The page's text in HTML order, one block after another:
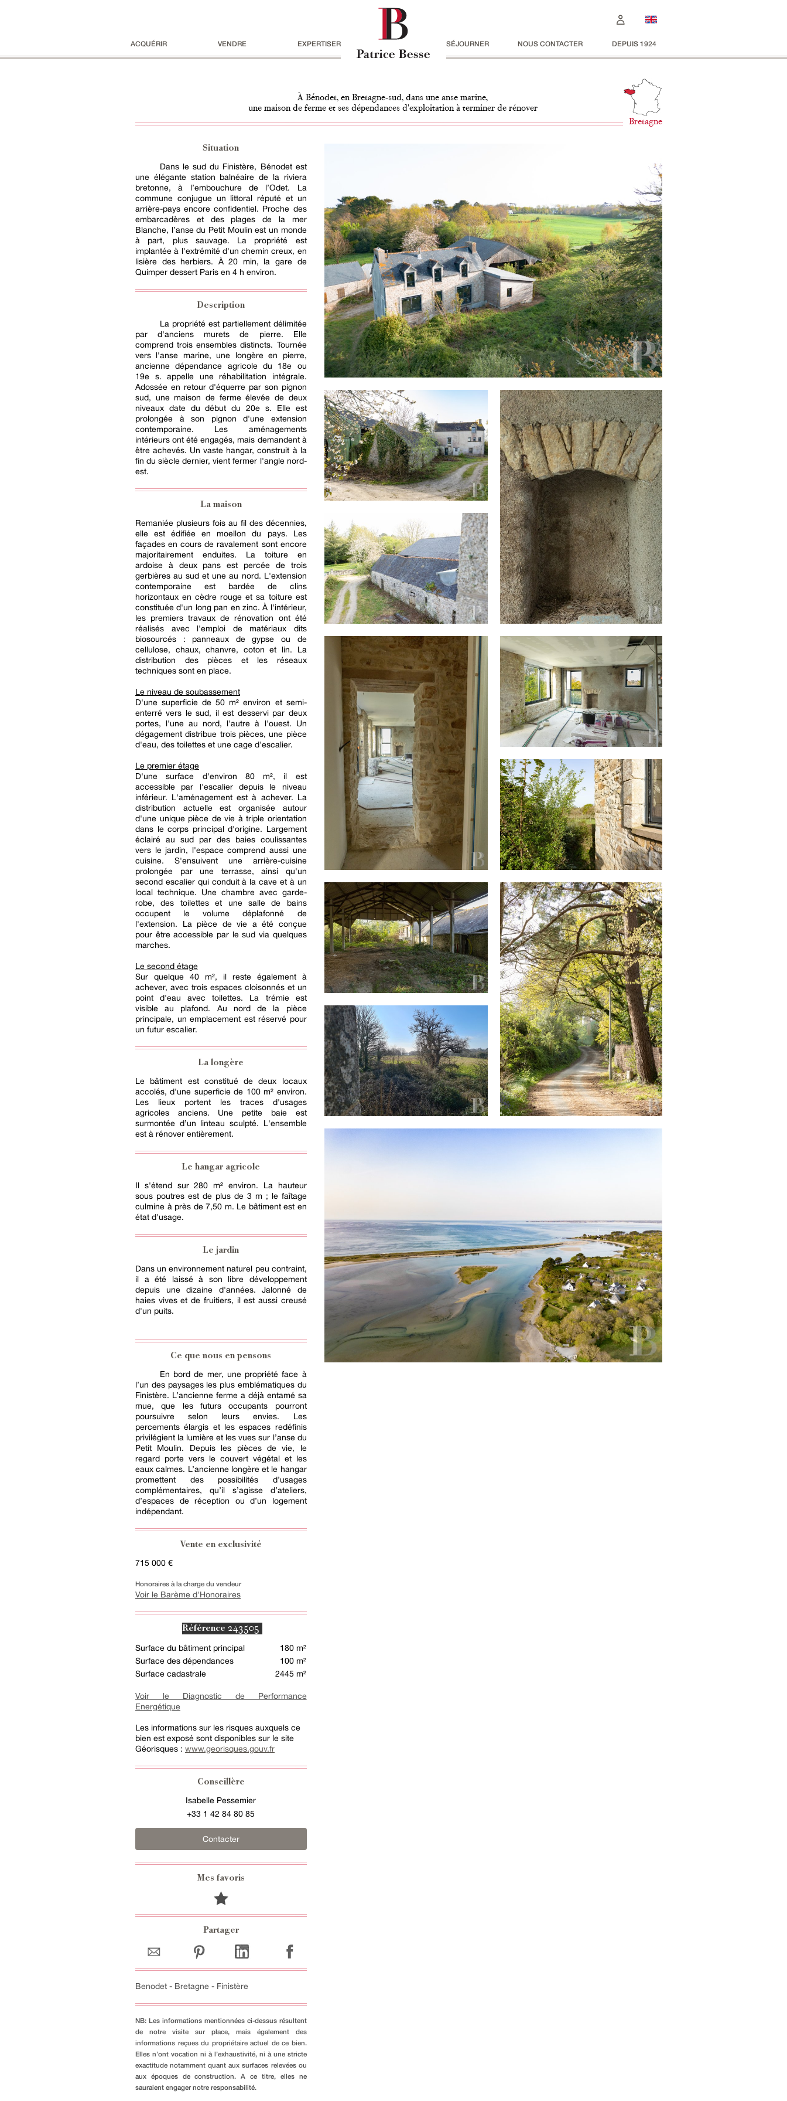
ACQUÉRIR VENDRE EXPERTISER SÉJOURNER NOUS CONTACTER DEPUIS 1924
À Bénodet, en Bretagne-sud, dans une anse marine,
une maison de ferme et ses dépendances d'exploitation à terminer de rénover
Bretagne
Situation
Dans le sud du Finistère, Bénodet est
une élégante station balnéaire de la riviera
bretonne, à l’embouchure de l’Odet. La
commune conjugue un littoral réputé et un
arrière-pays encore confidentiel. Proche des
embarcadères et des plages de la mer
Blanche, l’anse du Petit Moulin est un monde
à part, plus sauvage. La propriété est
implantée à l'extrémité d'un chemin creux, en
lisière des herbiers. À 20 min, la gare de
Quimper dessert Paris en 4 h environ.
Description
La propriété est partiellement délimitée
par d'anciens murets de pierre. Elle
comprend trois ensembles distincts. Tournée
vers l'anse marine, une longère en pierre,
ancienne dépendance agricole du 18e ou
19e s. appelle une réhabilitation intégrale.
Adossée en retour d'équerre par son pignon
sud, une maison de ferme élevée de deux
niveaux date du début du 20e s. Elle est
prolongée à son pignon d'une extension
contemporaine. Les aménagements
intérieurs ont été engagés, mais demandent à
être achevés. Un vaste hangar, construit à la
fin du siècle dernier, vient fermer l'angle nord-
est.
La maison
Remaniée plusieurs fois au fil des décennies,
elle est édifiée en moellon du pays. Les
façades en cours de ravalement sont encore
majoritairement enduites. La toiture en
ardoise à deux pans est percée de trois
gerbières au sud et une au nord. L'extension
contemporaine est bardée de clins
horizontaux en cèdre rouge et sa toiture est
constituée d'un long pan en zinc. À l'intérieur,
les premiers travaux de rénovation ont été
réalisés avec l'emploi de matériaux dits
biosourcés : panneaux de gypse ou de
cellulose, chaux, chanvre, coton et lin. La
distribution des pièces et les réseaux
techniques sont en place.
Le niveau de soubassement
D'une superficie de 50 m² environ et semi-
enterré vers le sud, il est desservi par deux
portes, l'une au nord, l'autre à l'ouest. Un
dégagement distribue trois pièces, une pièce
d'eau, des toilettes et une cage d'escalier.
Le premier étage
D'une surface d'environ 80 m², il est
accessible par l'escalier depuis le niveau
inférieur. L'aménagement est à achever. La
distribution actuelle est organisée autour
d'une unique pièce de vie à triple orientation
dans le corps principal d'origine. Largement
éclairé au sud par des baies coulissantes
vers le jardin, l'espace comprend aussi une
cuisine. S'ensuivent une arrière-cuisine
prolongée par une terrasse, ainsi qu'un
second escalier qui conduit à la cave et à un
local technique. Une chambre avec garde-
robe, des toilettes et une salle de bains
occupent le volume déplafonné de
l'extension. La pièce de vie a été conçue
pour être accessible par le sud via quelques
marches.
Le second étage
Sur quelque 40 m², il reste également à
achever, avec trois espaces cloisonnés et un
point d'eau avec toilettes. La trémie est
visible au plafond. Au nord de la pièce
principale, un emplacement est réservé pour
un futur escalier.
La longère
Le bâtiment est constitué de deux locaux
accolés, d'une superficie de 100 m² environ.
Les lieux portent les traces d'usages
agricoles anciens. Une petite baie est
surmontée d’un linteau sculpté. L'ensemble
est à rénover entièrement.
Le hangar agricole
Il s'étend sur 280 m² environ. La hauteur
sous poutres est de plus de 3 m ; le faîtage
culmine à près de 7,50 m. Le bâtiment est en
état d'usage.
Le jardin
Dans un environnement naturel peu contraint,
il a été laissé à son libre développement
depuis une dizaine d'années. Jalonné de
haies vives et de fruitiers, il est aussi creusé
d'un puits.
Ce que nous en pensons
En bord de mer, une propriété face à
l’un des paysages les plus emblématiques du
Finistère. L’ancienne ferme a déjà entamé sa
mue, que les futurs occupants pourront
poursuivre selon leurs envies. Les
percements élargis et les espaces redéfinis
privilégient la lumière et les vues sur l’anse du
Petit Moulin. Depuis les pièces de vie, le
regard porte vers le couvert végétal et les
eaux calmes. L’ancienne longère et le hangar
promettent des possibilités d’usages
complémentaires, qu’il s’agisse d’ateliers,
d’espaces de réception ou d’un logement
indépendant.
Vente en exclusivité
715 000 €
Honoraires à la charge du vendeur
Voir le Barème d'Honoraires
Référence 243505
Surface du bâtiment principal
180 m²
Surface des dépendances
100 m²
Surface cadastrale
2445 m²
Voir le Diagnostic de Performance
Energétique
Les informations sur les risques auxquels ce
bien est exposé sont disponibles sur le site
Géorisques : www.georisques.gouv.fr
Conseillère
Isabelle Pessemier
+33 1 42 84 80 85
Contacter
Mes favoris
Partager
Benodet - Bretagne - Finistère
NB: Les informations mentionnées ci-dessus résultent
de notre visite sur place, mais également des
informations reçues du propriétaire actuel de ce bien.
Elles n’ont vocation ni à l’exhaustivité, ni à une stricte
exactitude notamment quant aux surfaces relevées ou
aux époques de construction. A ce titre, elles ne
sauraient engager notre responsabilité.